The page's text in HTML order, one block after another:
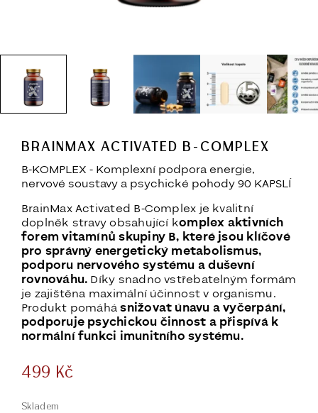
BRAINMAX ACTIVATED B-COMPLEX
B-KOMPLEX - Komplexní podpora energie,
nervové soustavy a psychické pohody 90 KAPSLÍ
BrainMax Activated B-Complex je kvalitní
doplněk stravy obsahující komplex aktivních
forem vitamínů skupiny B, které jsou klíčové
pro správný energetický metabolismus,
podporu nervového systému a duševní
rovnováhu. Díky snadno vstřebatelným formám
je zajištěna maximální účinnost v organismu.
Produkt pomáhásnižovat únavu a vyčerpání,
podporuje psychickou činnost a přispívá k
normální funkci imunitního systému.
499 Kč
Skladem